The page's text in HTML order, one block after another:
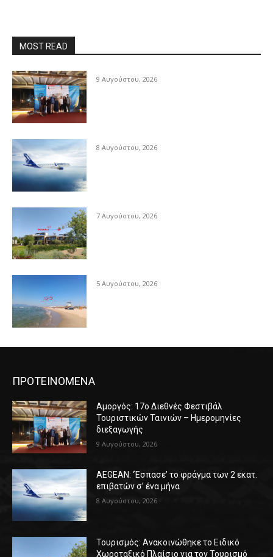
MOST READ
9 Αυγούστου, 2026
8 Αυγούστου, 2026
7 Αυγούστου, 2026
5 Αυγούστου, 2026
ΠΡΟΤΕΙΝΟΜΕΝΑ
Αμοργός: 17ο Διεθνές Φεστιβάλ
Τουριστικών Ταινιών – Ημερομηνίες
διεξαγωγής
9 Αυγούστου, 2026
AEGEAN: ‘Έσπασε’ το φράγμα των 2 εκατ.
επιβατών σ’ ένα μήνα
8 Αυγούστου, 2026
Τουρισμός: Ανακοινώθηκε το Ειδικό
Χωροταξικό Πλαίσιο για τον Τουρισμό